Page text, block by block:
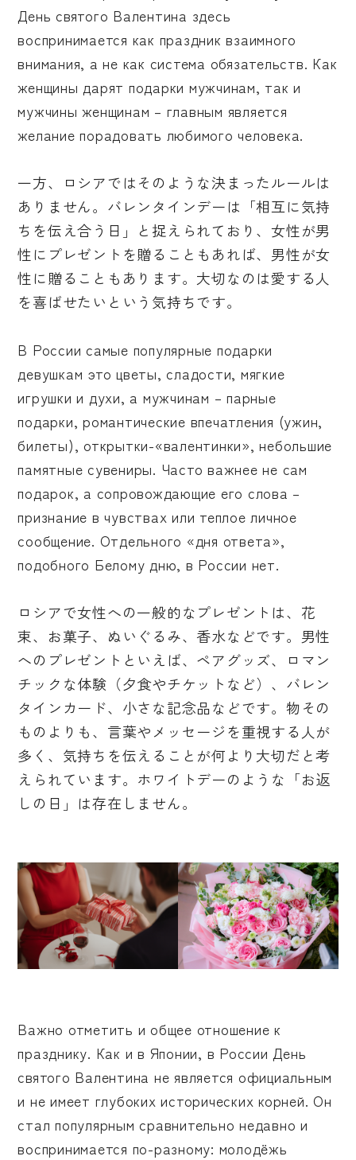
День святого Валентина здесь
воспринимается как праздник взаимного
внимания, а не как система обязательств. Как
женщины дарят подарки мужчинам, так и
мужчины женщинам – главным является
желание порадовать любимого человека.
一方、ロシアではそのような決まったルールは
ありません。バレンタインデーは「相互に気持
ちを伝え合う日」と捉えられており、女性が男
性にプレゼントを贈ることもあれば、男性が女
性に贈ることもあります。大切なのは愛する人
を喜ばせたいという気持ちです。
В России самые популярные подарки
девушкам это цветы, сладости, мягкие
игрушки и духи, а мужчинам – парные
подарки, романтические впечатления (ужин,
билеты), открытки-«валентинки», небольшие
памятные сувениры. Часто важнее не сам
подарок, а сопровождающие его слова –
признание в чувствах или теплое личное
сообщение. Отдельного «дня ответа»,
подобного Белому дню, в России нет.
ロシアで女性への一般的なプレゼントは、花
束、お菓子、ぬいぐるみ、香水などです。男性
へのプレゼントといえば、ペアグッズ、ロマン
チックな体験（夕食やチケットなど）、バレン
タインカード、小さな記念品などです。物その
ものよりも、言葉やメッセージを重視する人が
多く、気持ちを伝えることが何より大切だと考
えられています。ホワイトデーのような「お返
しの日」は存在しません。
Важно отметить и общее отношение к
празднику. Как и в Японии, в России День
святого Валентина не является официальным
и не имеет глубоких исторических корней. Он
стал популярным сравнительно недавно и
воспринимается по-разному: молодёжь